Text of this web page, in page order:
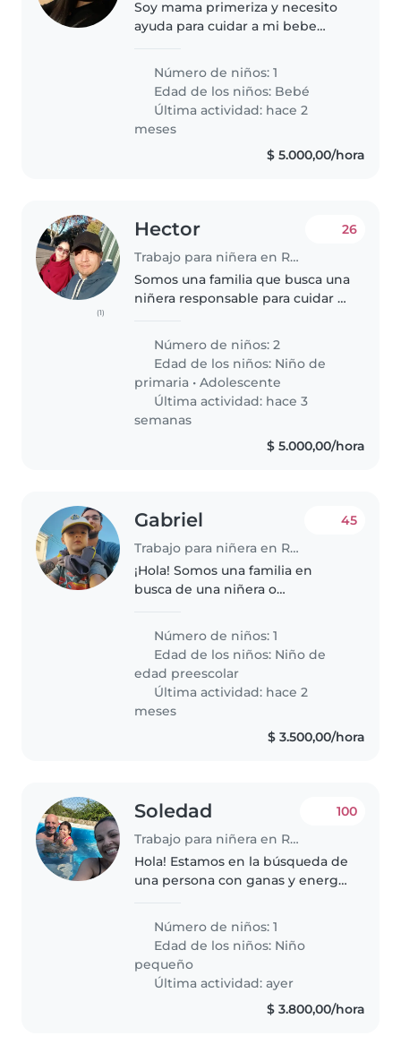
Soy mama primeriza y necesito
ayuda para cuidar a mi bebe
los dias de semana solamente.
Vivo en rosario, zona centro.
Número de niños: 1
Edad de los niños: Bebé
Última actividad: hace 2
meses
$ 5.000,00/hora
(1)
Hector
Trabajo para niñera en Rosario
26
Somos una familia que busca una
niñera responsable para cuidar a
edad escolar y un adolescente.
Nuestros hijos son charlatanes,
enérgicos y creativos...
Número de niños: 2
Edad de los niños: Niño de
primaria •Adolescente
Última actividad: hace 3
semanas
$ 5.000,00/hora
Gabriel
Trabajo para niñera en Rosario
45
¡Hola! Somos una familia en
busca de una niñera o
nuestro hijo, un niño de
preescolar amigable, tranquilo y
creativo. Nos encantaría alguien
que se sienta..
Número de niños: 1
Edad de los niños: Niño de
edad preescolar
Última actividad: hace 2
meses
$ 3.500,00/hora
Soledad
Trabajo para niñera en Rosario
100
Hola! Estamos en la búsqueda de
una persona con ganas y energía
El horario es desde las 7 AM
hasta las 13 hrs en zona..
Número de niños: 1
Edad de los niños: Niño
pequeño
Última actividad: ayer
$ 3.800,00/hora